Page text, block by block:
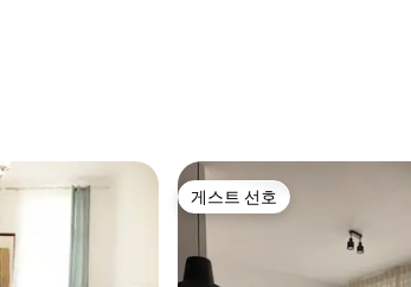
게스트 선호
게스트 선호